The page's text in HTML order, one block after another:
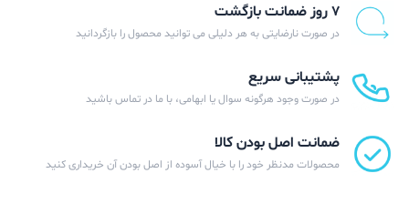
۷ روز ضمانت بازگشت
در صورت نارضایتی به هر دلیلی می توانید محصول را بازگردانید
پشتیبانی سریع
در صورت وجود هرگونه سوال یا ابهامی، با ما در تماس باشید
ضمانت اصل بودن کالا
محصولات مدنظر خود را با خیال آسوده از اصل بودن آن خریداری کنید